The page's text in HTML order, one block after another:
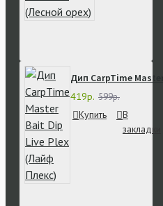
Дип CarpTime
419р. 599р.
Купить
В
закладки